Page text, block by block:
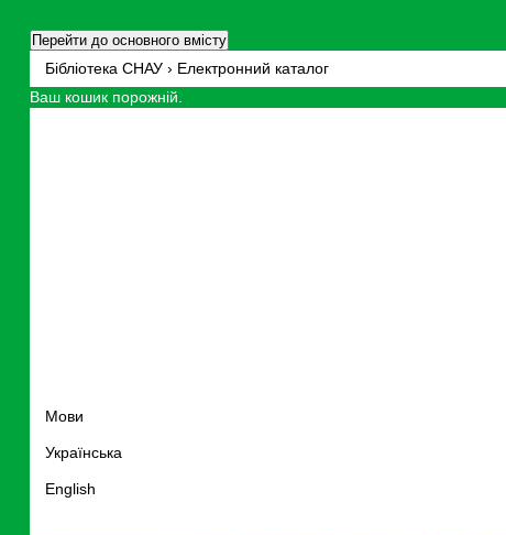
Перейти до основного вмісту
Бібліотека СНАУ › Електронний каталог
Ваш кошик порожній.
Мови
Українська
English